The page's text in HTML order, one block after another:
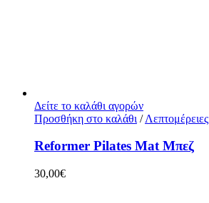
Δείτε το καλάθι αγορών
Προσθήκη στο καλάθι / Λεπτομέρειες
Reformer Pilates Mat Μπεζ
30,00€